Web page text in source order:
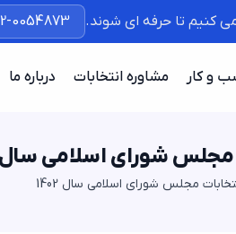
کنیم تا حرفه ای شوند. 0054873
و کار مشاوره انتخابات درباره ما
شورای اسلامی سال 1402
مجلس شورای اسلامی سال 1402